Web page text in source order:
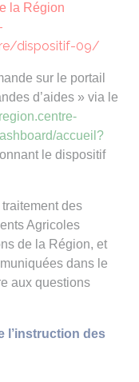
la Région
dispositif-09/
sur le portail
d’aides » via le
accueil?
le dispositif
des
Agricoles
de la Région, et
dans le
aux questions
l’instruction des